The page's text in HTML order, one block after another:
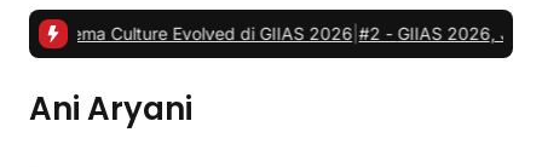
Culture Evolved di GIIAS 2026| #2 -GIIAS 2026, JETOUR Resmi
Ani Aryani